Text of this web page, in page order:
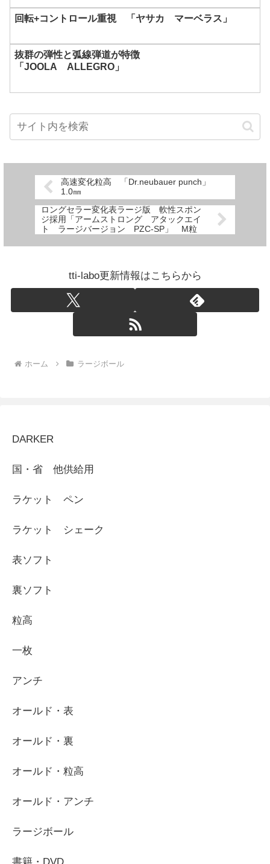
回転+コントロール重視 「ヤサカ マーベラス」
抜群の弾性と弧線弾道が特徴
「JOOLA ALLEGRO」
高速変化粒高 「Dr.neubauer punch」
1.0㎜
ロングセラー変化表ラージ版 軟性スポン
ジ採用「アームストロング アタックエイ
ト ラージバージョン PZC-SP」 M粒
tti-labo更新情報はこちらから
ホーム ラージボール
DARKER
国・省 他供給用
ラケット ペン
ラケット シェーク
表ソフト
裏ソフト
粒高
一枚
アンチ
オールド・表
オールド・裏
オールド・粒高
オールド・アンチ
ラージボール